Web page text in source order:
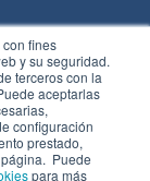
fines
y su seguridad.
terceros con la
aceptarlas
configuración
prestado,
página. Puede
para más